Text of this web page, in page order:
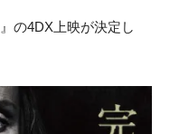
』の4DX上映が決定し